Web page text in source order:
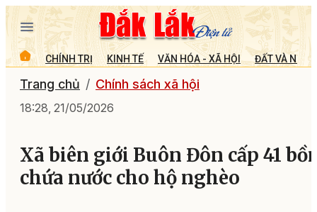
CHÍNH TRỊ KINH TẾ VĂN HÓA - XÃ HỘI ĐẤT VÀ
Trang chủ Chính sách xã hội
18:28, 21/05/2026
Xã biên giới Buôn Đôn cấp 41
chứa nước cho hộ nghèo